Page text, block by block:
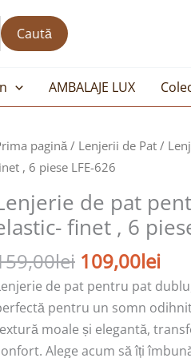
Caută
AMBALAJE LUX
pagină/ Lenjerii de Pat/
, 6 piese LFE-626
de pat
finet , 6
lei
Prețul
inițial
a
fost:
159,00lei.
109,00lei
de pat pentru pat
pentru un somn
moale și elegantă,
Alege acum să îți